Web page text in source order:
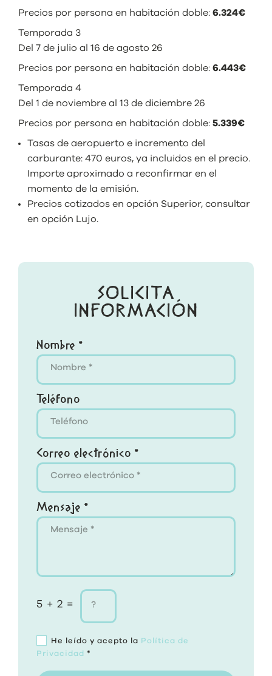
Precios por persona en habitación doble: 6.324€
Temporada 3
Del 7 de julio al 16 de agosto 26
Precios por persona en habitación doble: 6.443€
Temporada 4
Del 1 de noviembre al 13 de diciembre 26
Precios por persona en habitación doble: 5.339€
Tasas de aeropuerto e incremento del
carburante: 470 euros, ya incluidos en el precio.
Importe aproximado a reconfirmar en el
momento de la emisión.
Precios cotizados en opción Superior, consultar
en opción Lujo.
SOLICITA
INFORMACIÓN
Nombre *
Teléfono
Correo electrónico *
Mensaje *
5 + 2 =
He leído y acepto la Política de
Privacidad *